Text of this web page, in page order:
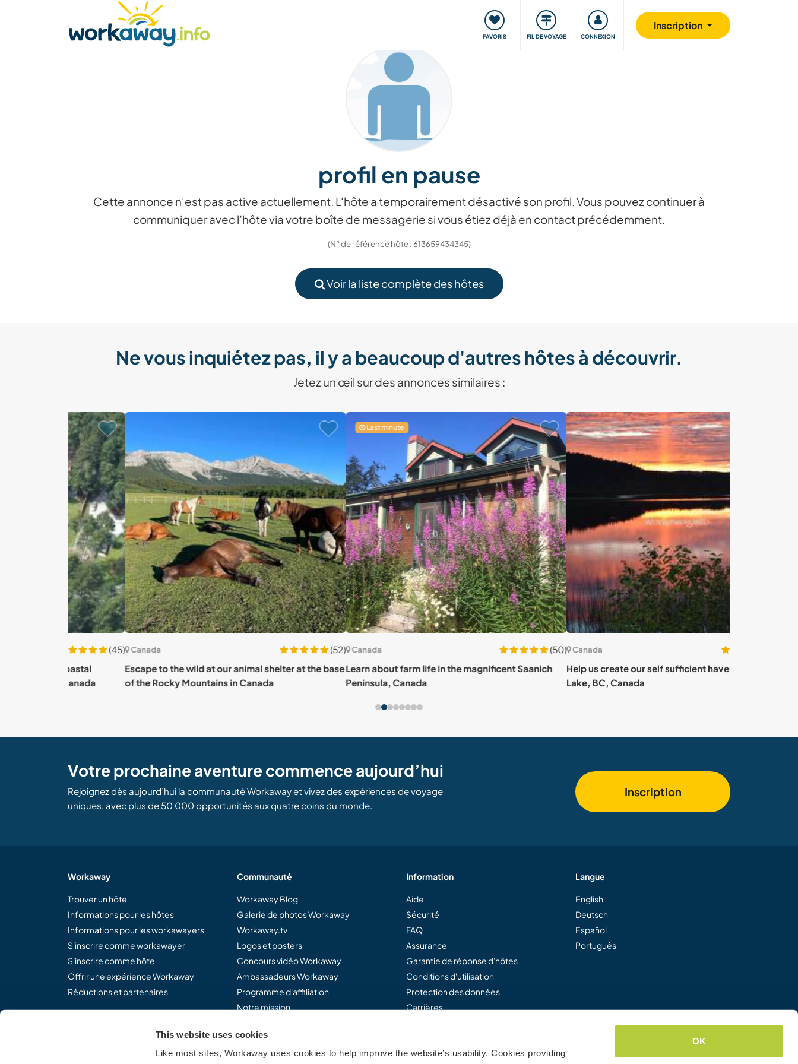
This website uses cookies
Like most sites, Workaway uses cookies to help improve the website’s usability. Cookies providing
OK
FAVORIS FIL DE VOYAGE CONNEXION
Inscription
Trouver hôte Covoyager Voyager, apprendre Communauté S'impliquer Sécurité
profil en pause
Cette annonce n'est pas active actuellement. L'hôte a temporairement désactivé son profil. Vous pouvez continuer à
communiquer avec l’hôte via votre boîte de messagerie si vous étiez déjà en contact précédemment.
(N° de référence hôte : 613659434345)
Voir la liste complète des hôtes
Ne vous inquiétez pas, il y a beaucoup d'autres hôtes à découvrir.
Jetez un œil sur des annonces similaires :
Canada
(52)
Escape to the wild at our animal shelter at the base
of the Rocky Mountains in Canada
Last minute
Canada
(50)
Learn about farm life in the magnificent Saanich
Peninsula, Canada
Canada
(26)
Help us create our self sufficient haven in Williams
Lake, BC, Canada
Votre prochaine aventure commence aujourd’hui
Rejoignez dès aujourd’hui la communauté Workaway et vivez des expériences de voyage
uniques, avec plus de 50 000 opportunités aux quatre coins du monde.
Inscription
Workaway
Trouver un hôte
Informations pour les hôtes
Informations pour les workawayers
S'inscrire comme workawayer
S'inscrire comme hôte
Offrir une expérience Workaway
Réductions et partenaires
Communauté
Workaway Blog
Galerie de photos Workaway
Workaway.tv
Logos et posters
Concours vidéo Workaway
Ambassadeurs Workaway
Programme d'affiliation
Notre mission
Information
Aide
Sécurité
FAQ
Assurance
Garantie de réponse d'hôtes
Conditions d'utilisation
Protection des données
Carrières
Langue
English
Deutsch
Español
Português